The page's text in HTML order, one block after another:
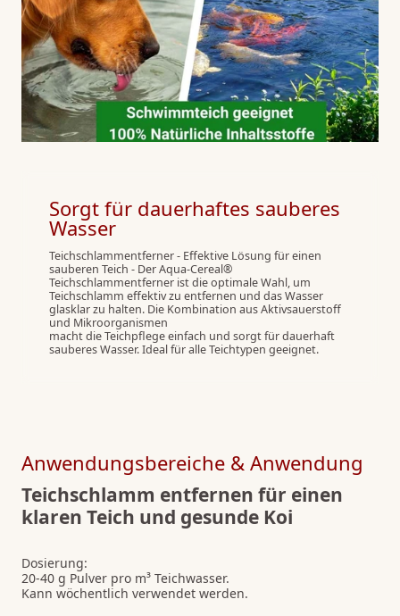
Sorgt für dauerhaftes sauberes
Wasser
Teichschlammentferner - Effektive Lösung für einen
sauberen Teich - Der Aqua-Cereal®
Teichschlammentferner ist die optimale Wahl, um
Teichschlamm effektiv zu entfernen und das Wasser
glasklar zu halten. Die Kombination aus Aktivsauerstoff
und Mikroorganismen
macht die Teichpflege einfach und sorgt für dauerhaft
sauberes Wasser. Ideal für alle Teichtypen geeignet.
Anwendungsbereiche & Anwendung
Teichschlamm entfernen für einen
klaren Teich und gesunde Koi
Dosierung:
20-40 g Pulver pro m³ Teichwasser.
Kann wöchentlich verwendet werden.